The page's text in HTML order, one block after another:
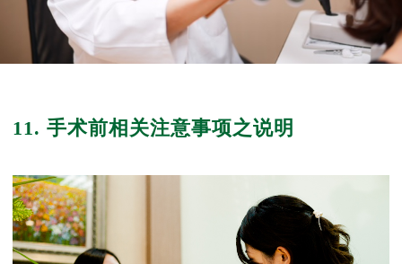
11. 手术前相关注意事项之说明